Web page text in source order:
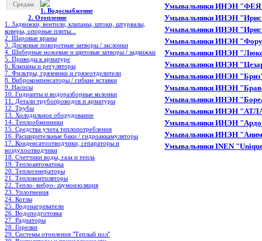
Средам
1. Водоснабжение
2. Отопление
1. Задвижки, вентили, клапаны, штоки, штурвалы,
коверы, опорные плиты...
2. Шаровые краны
3. Дисковые поворотные затворы / заслонки
4. Шиберные ножевые и щитовые затворы / задвижки
5. Приводы к арматуре
6. Клапаны и регуляторы
7. Фильтры, грязевики и грязеотделители
8. Виброкомпенсаторы / гибкие вставки
9. Насосы
10. Гидранты и водоразборные колонки
11. Детали трубопроводов и арматуры
12. Трубы
13. Холодильное oборудование
14. Теплообменники
15. Средства учета теплопотребления
16. Расширительные баки / гидроаккамуляторы
17. Конденсатоотводчики, сепараторы и
воздухоотводчики
18. Счетчики воды, газа и тепла
19. Теплоавтоматика
20. Теплогенераторы
21. Тепловентиляторы
22. Тепло- вибро- шумоизоляция
23. Уплотнения
24. Котлы
25. Водонагреватели
26. Водоподготовка
27. Радиаторы
28. Горелки
29. Системы отопления "Теплый пол"
Умывальники ИНЭН "ФЕЯ
Умывальники ИНЭН "Ирис"
Умывальники ИНЭН "Ирис"
Умывальники ИНЭН
Умывальники ИНЭН "Люкс"
Умывальники ИНЭН
Умывальники ИНЭН "Бриз"с
Умывальники ИНЭН
Умывальники ИНЭН
Умывальники ИНЭН
Умывальники ИНЭН "Ардо"
Умывальники ИНЭН
Умывальники INEN